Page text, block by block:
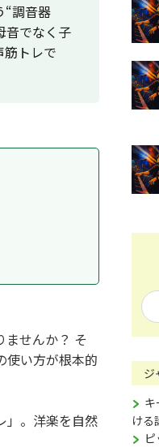
“調音器
音でなく子
筋トレで
ませんか？ そ
使い方が根本的
」。洋楽を自然
ジ
ける